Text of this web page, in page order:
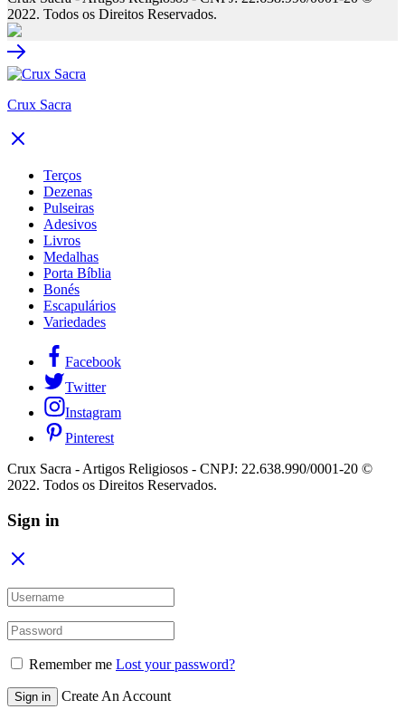
2022. Todos os Direitos Reservados.
Crux Sacra
Terços
Dezenas
Pulseiras
Adesivos
Livros
Medalhas
Porta Bíblia
Bonés
Escapulários
Variedades
Facebook
Twitter
Instagram
Pinterest
Crux Sacra - Artigos Religiosos - CNPJ: 22.638.990/0001-20 ©
2022. Todos os Direitos Reservados.
Sign in
Remember me Lost your password?
Sign in Create An Account